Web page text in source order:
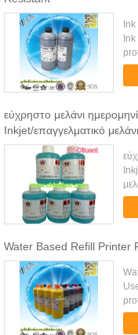
εύχρηστο μελάνι
Inkjet/επαγγελματικό
Water Based Refill Printer